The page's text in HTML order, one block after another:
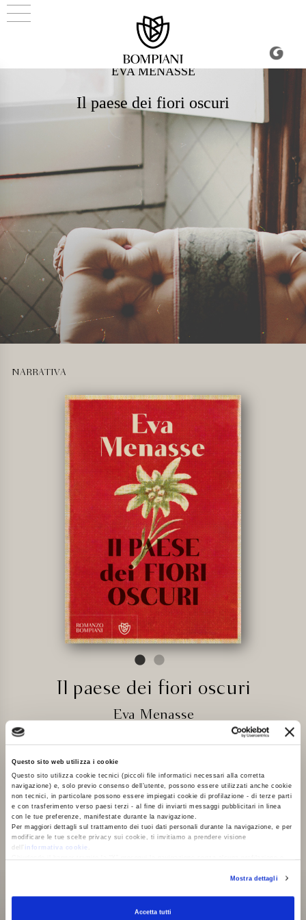
Questo sito web utilizza i cookie
Questo sito utilizza cookie tecnici (piccoli file informatici necessari alla corretta
navigazione) e, solo previo consenso dell’utente, possono essere utilizzati anche cookie
non tecnici, in particolare possono essere impiegati cookie di profilazione - di terze parti
e con trasferimento verso paesi terzi - al fine di inviarti messaggi pubblicitari in linea
con le tue preferenze, manifestate durante la navigazione.
Per maggiori dettagli sul trattamento dei tuoi dati personali durante la navigazione, e per
modificare le tue scelte privacy sui cookie, ti invitiamo a prendere visione
dell’
informativa cookie
RevocaMostra dettagli
Accetta tutti
EVA MENASSE
Il paese dei fiori oscuri
NARRATIVA
Il paese dei fiori oscuri
Eva Menasse
A prima vista Dunkelblum – che significa Fiore oscuro – è
generazione. È l’estate del 1989 quando Dunkelblum si
popola di nuovi arrivi: Lowetz, che torna dalla capitale per
partecipare al funerale della madre morta all’improvviso; un